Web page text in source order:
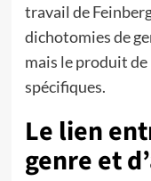
travail de
dichotomies de
mais le produit
spécifiques.
Le lien
genre et